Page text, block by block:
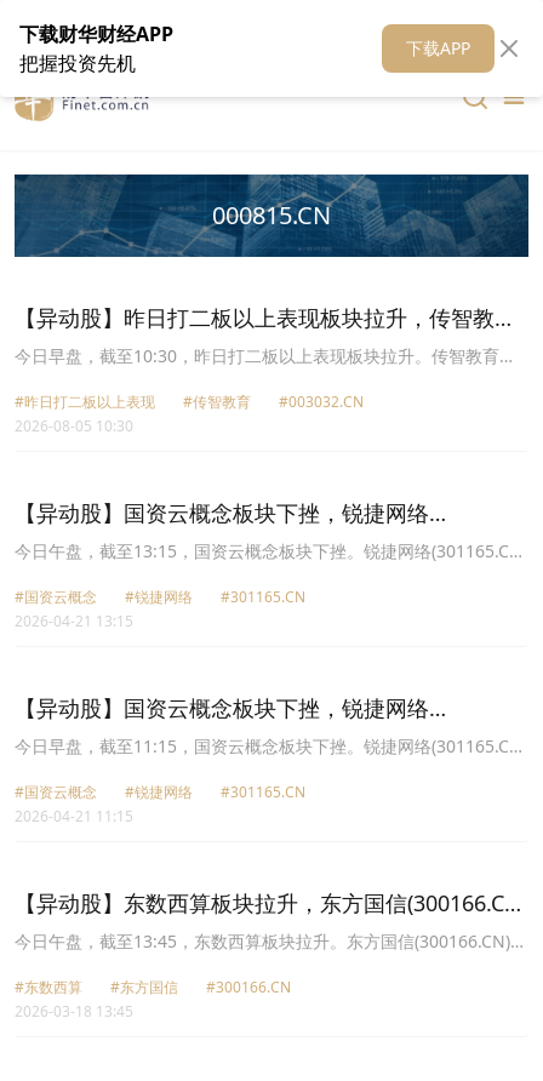
在线客服 关于我们 财华媒体矩阵 财华智库
000815.CN
【异动股】昨日打二板以上表现板块拉升，传智教育
(003032.CN)涨10.04%
今日早盘，截至10:30，昨日打二板以上表现板块拉升。传智教育
17.59元，德龙汇能(000593.CN)涨10.01%报22.52元，恒银科技
(603106.CN)涨9.96%报9.94元，高争民爆(002827.CN)涨9.08%报
18.69元。
#昨日打二板以上表现 #传智教育
#003032.CN
2026-08-05 10:30
【异动股】国资云概念板块下挫，锐捷网络
(301165.CN)跌8.98%
今日午盘，截至13:15，国资云概念板块下挫。锐捷网络(301165.CN)
云(000815.CN)跌5.24%报20.8元，浪潮信息(000977.CN)跌4.61%报
69.75元，杭钢股份(600126.CN)跌4.41%报9.32元，云赛智联
#国资云概念 #锐捷网络
#301165.CN
2026-04-21 13:15
【异动股】国资云概念板块下挫，锐捷网络
(301165.CN)跌9.87%
今日早盘，截至11:15，国资云概念板块下挫。锐捷网络(301165.CN)
潮信息(000977.CN)跌5.79%报68.89元，美利云(000815.CN)跌
5.74%报20.69元，杭钢股份(600126.CN)跌5.13%报9.25元，数据港
#国资云概念 #锐捷网络
#301165.CN
2026-04-21 11:15
【异动股】东数西算板块拉升，东方国信(300166.CN)
涨16.8%
今日午盘，截至13:45，东数西算板块拉升。东方国信(300166.CN)涨
得W(688158.CN)涨12.95%报47.2元，光环新网(300383.CN)涨
11.76%报16.73元，美利云(000815.CN)涨10.03%报17.56元，佳力
#东数西算 #东方国信
#300166.CN
2026-03-18 13:45
下载财华财经APP
把握投资先机
下载APP